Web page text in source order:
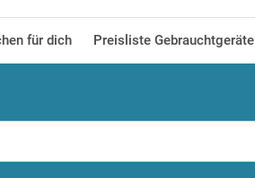
für dich Preisliste Gebrauchtgeräte